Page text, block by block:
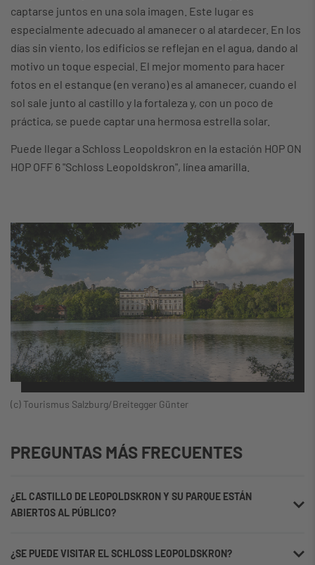
captarse juntos en una sola imagen. Este lugar es
especialmente adecuado al amanecer o al atardecer. En los
días sin viento, los edificios se reflejan en el agua, dando al
motivo un toque especial. El mejor momento para hacer
fotos en el estanque (en verano) es al amanecer, cuando el
sol sale junto al castillo y la fortaleza y, con un poco de
práctica, se puede captar una hermosa estrella solar.
Puede llegar a Schloss Leopoldskron en la estación HOP ON
HOP OFF 6 "Schloss Leopoldskron", línea amarilla.
(c) Tourismus Salzburg/Breitegger Günter
PREGUNTAS MÁS FRECUENTES
¿EL CASTILLO DE LEOPOLDSKRON Y SU PARQUE ESTÁN
ABIERTOS AL PÚBLICO?
abierto al público. Las visitas a los maravillosos
¿SE PUEDE VISITAR EL SCHLOSS LEOPOLDSKRON?